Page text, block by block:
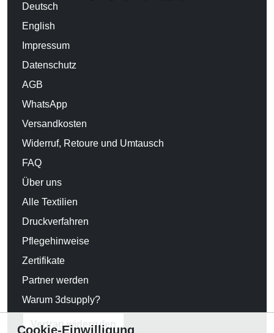
Deutsch
English
Impressum
Datenschutz
AGB
WhatsApp
Versandkosten
Widerruf, Retoure und Umtausch
FAQ
Über uns
Alle Textilien
Druckverfahren
Pflegehinweise
Zertifikate
Partner werden
Warum 3dsupply?
Vertrag widerrufen
Cookie-Einwilligung